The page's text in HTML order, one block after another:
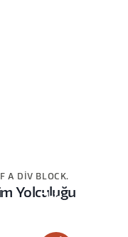
A DIV BLOCK.
Yolculuğu
This